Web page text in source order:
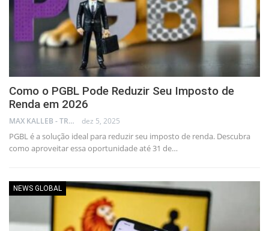
Como o PGBL Pode Reduzir Seu Imposto de
Renda em 2026
MAX KALLEB - TRADER dez 5, 2025
PGBL é a solução ideal para reduzir seu imposto de renda. Descubra
como aproveitar essa oportunidade até 31 de…
NEWS GLOBAL